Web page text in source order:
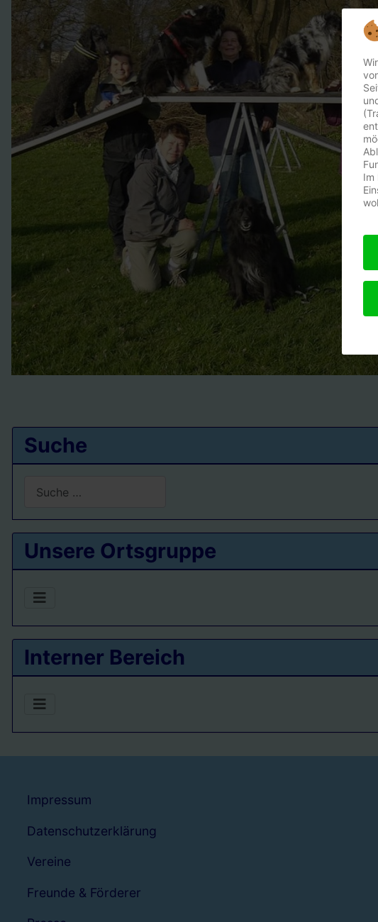
Suche
Type 2 or more characters for results.
Unsere Ortsgruppe
Interner Bereich
Impressum
Datenschutzerklärung
Vereine
Freunde & Förderer
Im